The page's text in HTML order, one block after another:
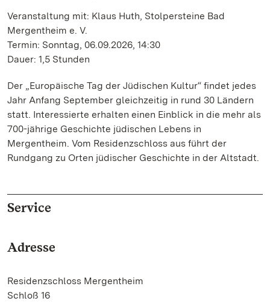
Veranstaltung mit: Klaus Huth, Stolpersteine Bad
Mergentheim e. V.
Termin: Sonntag, 06.09.2026, 14:30
Dauer: 1,5 Stunden
Der „Europäische Tag der Jüdischen Kultur“ findet jedes
Jahr Anfang September gleichzeitig in rund 30 Ländern
statt. Interessierte erhalten einen Einblick in die mehr als
700-jährige Geschichte jüdischen Lebens in
Mergentheim. Vom Residenzschloss aus führt der
Rundgang zu Orten jüdischer Geschichte in der Altstadt.
Service
Adresse
Residenzschloss Mergentheim
Schloß 16